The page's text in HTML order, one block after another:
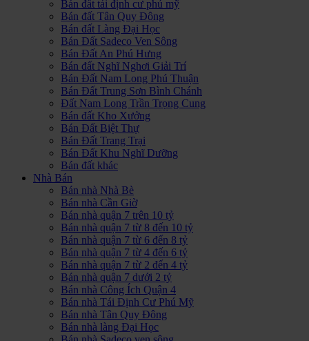
Bán đất tái định cư phú mỹ
Bán đất Tân Quy Đông
Bán đất Làng Đại Học
Bán Đất Sadeco Ven Sông
Bán Đất An Phú Hưng
Bán đất Nghĩ Nghơi Giải Trí
Bán Đất Nam Long Phú Thuận
Bán Đất Trung Sơn Bình Chánh
Đất Nam Long Trần Trọng Cung
Bán đất Kho Xưởng
Bán Đất Biệt Thự
Bán Đất Trang Trại
Bán Đất Khu Nghĩ Dưỡng
Bán đất khác
Nhà Bán
Bán nhà Nhà Bè
Bán nhà Cần Giờ
Bán nhà quận 7 trên 10 tỷ
Bán nhà quận 7 từ 8 đến 10 tỷ
Bán nhà quận 7 từ 6 đến 8 tỷ
Bán nhà quận 7 từ 4 đến 6 tỷ
Bán nhà quận 7 từ 2 đến 4 tỷ
Bán nhà quận 7 dưới 2 tỷ
Bán nhà Công Ích Quận 4
Bán nhà Tái Định Cư Phú Mỹ
Bán nhà Tân Quy Đông
Bán nhà làng Đại Học